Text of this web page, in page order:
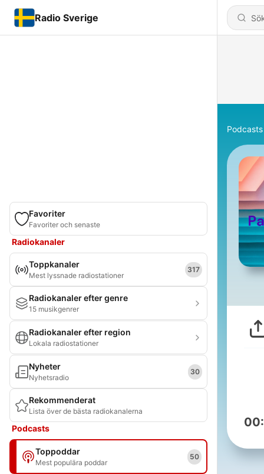
Radio Sverige
Favoriter
Favoriter och senaste
Radiokanaler
Toppkanaler
Mest lyssnade radiostationer
317
Radiokanaler efter genre
15 musikgenrer
Radiokanaler efter region
Lokala radiostationer
Nyheter
Nyhetsradio
30
Rekommenderat
Lista över de bästa radiokanalerna
Podcasts
Toppoddar
Mest populära poddar
50
Podcasts